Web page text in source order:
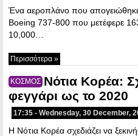
Ένα αεροπλάνο που
Boeing 737-800 που μετέφερε
10,000…
Περισσότερα »
ΚΟΣΜΟΣ Νότια Κορέα:
φεγγάρι ως το 2020
17:35 - Wednesday, 30 December,
Η Νότια Κορέα σχεδιάζει να